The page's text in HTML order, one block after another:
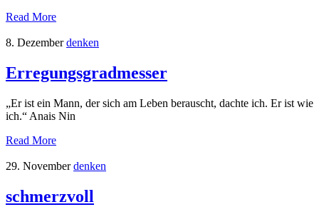
Read More
8. Dezember denken
Erregungsgradmesser
„Er ist ein Mann, der sich am Leben berauscht, dachte ich. Er ist wie
ich.“ Anais Nin
Read More
29. November denken
schmerzvoll